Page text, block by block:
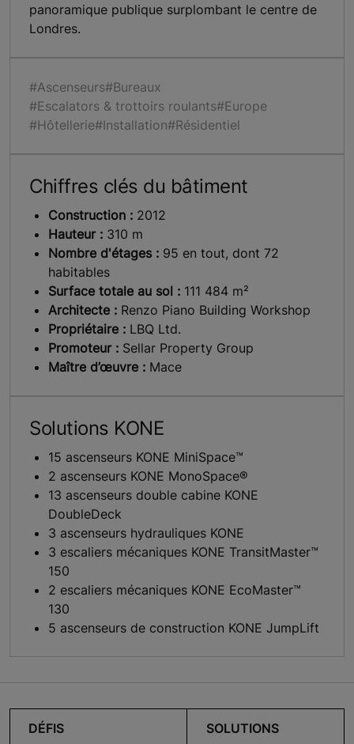
panoramique publique surplombant le centre de
Londres.
#Ascenseurs#Bureaux
#Escalators & trottoirs roulants#Europe
#Hôtellerie#Installation#Résidentiel
Chiffres clés du bâtiment
Construction : 2012
Hauteur : 310 m
Nombre d'étages : 95 en tout, dont 72
habitables
Surface totale au sol : 111 484 m²
Architecte : Renzo Piano Building Workshop
Propriétaire : LBQ Ltd.
Promoteur : Sellar Property Group
Maître d’œuvre : Mace
Solutions KONE
15 ascenseurs KONE MiniSpace™
2 ascenseurs KONE MonoSpace®
13 ascenseurs double cabine KONE
DoubleDeck
3 ascenseurs hydrauliques KONE
3 escaliers mécaniques KONE TransitMaster™
150
2 escaliers mécaniques KONE EcoMaster™
130
5 ascenseurs de construction KONE JumpLift
DÉFIS SOLUTIONS